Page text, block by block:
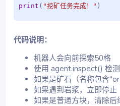
print ( "挖矿任务完成！" )
代码说明：
机器人会向前探索50格
使用 agent.inspect() 检
如果是矿石（名称包含
如果遇到岩浆，立即停止
如果是普通方块，清除后